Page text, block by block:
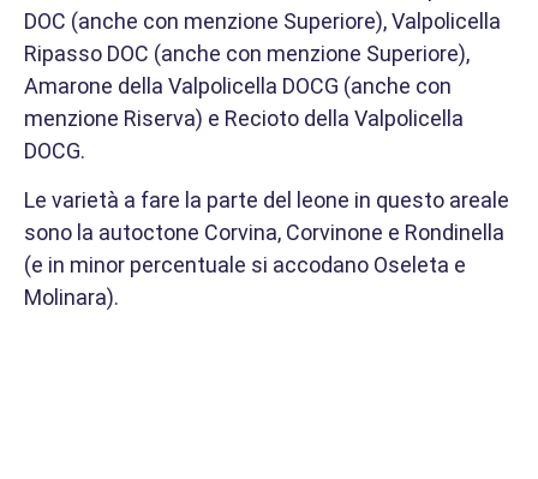
DOC (anche con menzione Superiore), Valpolicella
Ripasso DOC (anche con menzione Superiore),
Amarone della Valpolicella DOCG (anche con
menzione Riserva) e Recioto della Valpolicella
DOCG.
Le varietà a fare la parte del leone in questo areale
sono la autoctone Corvina, Corvinone e Rondinella
(e in minor percentuale si accodano Oseleta e
Molinara).